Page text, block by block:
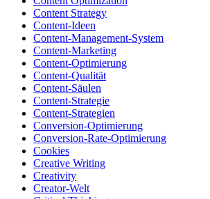
Content Strategy
Content-Ideen
Content-Management-System
Content-Marketing
Content-Optimierung
Content-Qualität
Content-Säulen
Content-Strategie
Content-Strategien
Conversion-Optimierung
Conversion-Rate-Optimierung
Cookies
Creative Writing
Creativity
Creator-Welt